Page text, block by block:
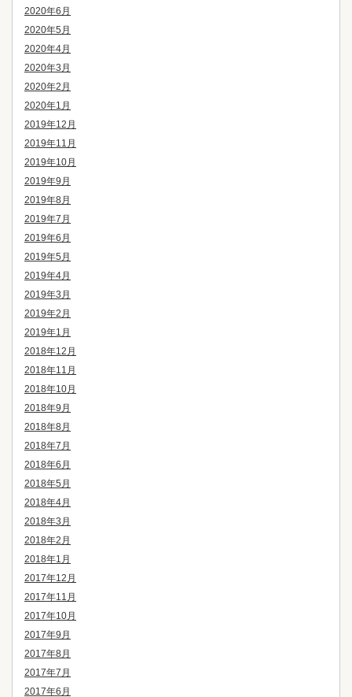
2020年6月
2020年5月
2020年4月
2020年3月
2020年2月
2020年1月
2019年12月
2019年11月
2019年10月
2019年9月
2019年8月
2019年7月
2019年6月
2019年5月
2019年4月
2019年3月
2019年2月
2019年1月
2018年12月
2018年11月
2018年10月
2018年9月
2018年8月
2018年7月
2018年6月
2018年5月
2018年4月
2018年3月
2018年2月
2018年1月
2017年12月
2017年11月
2017年10月
2017年9月
2017年8月
2017年7月
2017年6月